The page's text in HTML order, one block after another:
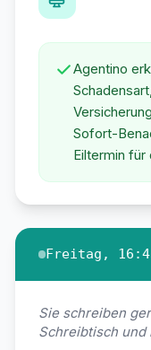
Agentino
Sofort-
Eiltermin für
Freitag,
Sie schreiben
Schreibtisch und